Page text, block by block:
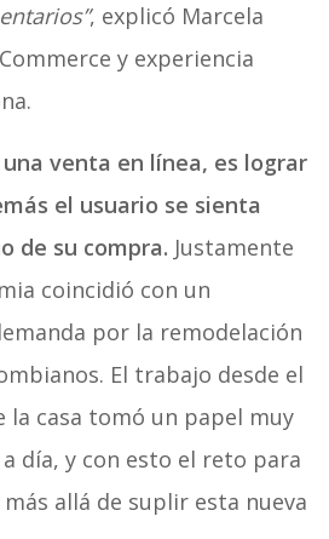
, explicó Marcela
y experiencia
venta en línea, es lograr
el usuario se sienta
de su compra. Justamente
coincidió con un
por la remodelación
El trabajo desde el
la casa tomó un papel muy
día, y con esto el reto para
allá de suplir esta nueva